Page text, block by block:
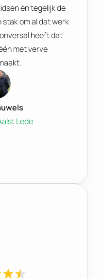
én tegelijk de
om al dat werk
heeft dat
met verve
Lede